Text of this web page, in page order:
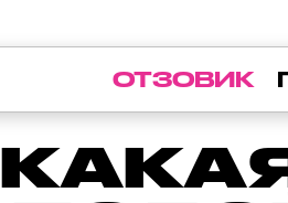
ОТЗОВИК